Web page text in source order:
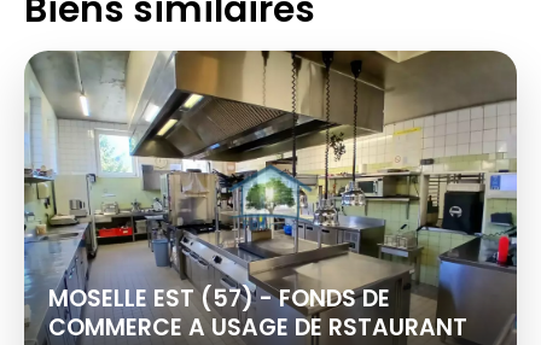
MOSELLE EST (57) - FONDS DE
COMMERCE A USAGE DE RSTAURANT